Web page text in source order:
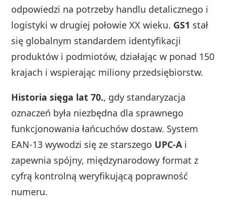
odpowiedzi na potrzeby handlu detalicznego i
logistyki w drugiej połowie XX wieku. GS1 stał
się globalnym standardem identyfikacji
produktów i podmiotów, działając w ponad 150
krajach i wspierając miliony przedsiębiorstw.
Historia sięga lat 70., gdy standaryzacja
oznaczeń była niezbędna dla sprawnego
funkcjonowania łańcuchów dostaw. System
EAN-13 wywodzi się ze starszego UPC-A i
zapewnia spójny, międzynarodowy format z
cyfrą kontrolną weryfikującą poprawność
numeru.